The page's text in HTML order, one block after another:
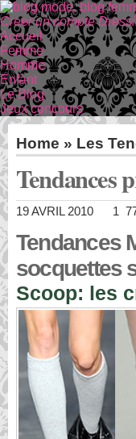
Creer un compte
Accueil
Femme
Homme
Enfant
Le Blog
Jeux concours
Home » Les
Tendances
19 AVRIL 2010 1
Tendances
socquettes
Scoop: les